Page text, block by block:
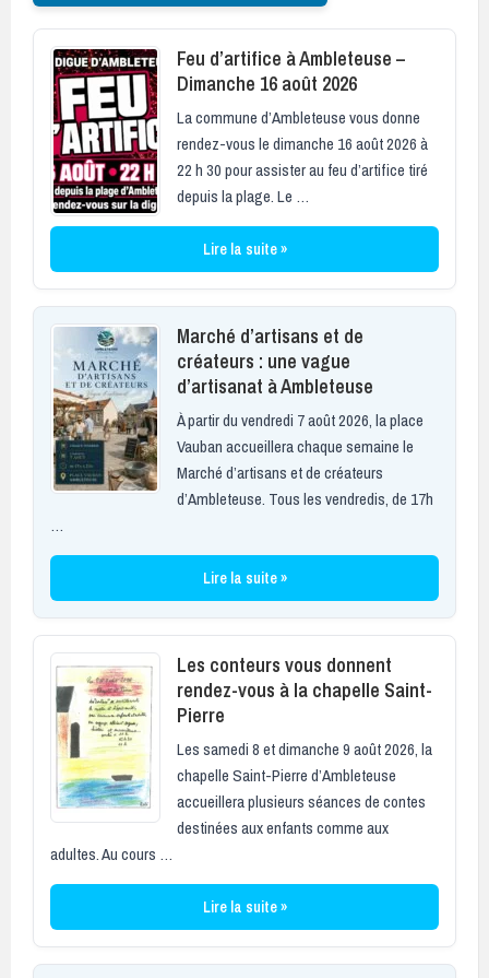
Feu d’artifice à Ambleteuse –
Dimanche 16 août 2026
La commune d’Ambleteuse vous donne
rendez-vous le dimanche 16 août 2026 à
22 h 30 pour assister au feu d’artifice tiré
depuis la plage. Le …
Lire la suite »
Marché d’artisans et de
créateurs : une vague
d’artisanat à Ambleteuse
À partir du vendredi 7 août 2026, la place
Vauban accueillera chaque semaine le
Marché d’artisans et de créateurs
d’Ambleteuse. Tous les vendredis, de 17h
…
Lire la suite »
Les conteurs vous donnent
rendez-vous à la chapelle Saint-
Pierre
Les samedi 8 et dimanche 9 août 2026, la
chapelle Saint-Pierre d’Ambleteuse
accueillera plusieurs séances de contes
destinées aux enfants comme aux
adultes. Au cours …
Lire la suite »